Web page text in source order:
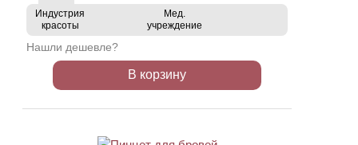
Индустрия
красоты
Мед.
учреждение
Нашли дешевле?
В корзину